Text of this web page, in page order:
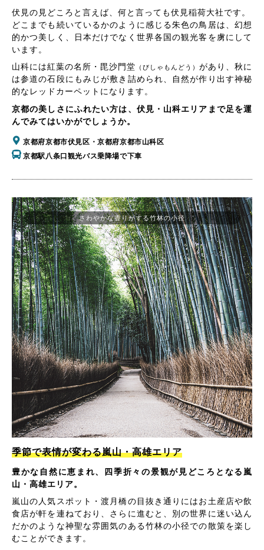
伏見の見どころと言えば、何と言っても伏見稲荷大社です。
どこまでも続いているかのように感じる朱色の鳥居は、幻想
的かつ美しく、日本だけでなく世界各国の観光客を虜にして
います。
山科には紅葉の名所・毘沙門堂 （びしゃもんどう） があり、秋に
は参道の石段にもみじが敷き詰められ、自然が作り出す神秘
的なレッドカーペットになります。
京都の美しさにふれたい方は、伏見・山科エリアまで足を運
んでみてはいかがでしょうか。
京都府京都市伏見区・京都府京都市山科区
京都駅八条口観光バス乗降場で下車
さわやかな香りがする竹林の小径
季節で表情が変わる嵐山・高雄エリア
豊かな自然に恵まれ、四季折々の景観が見どころとなる嵐
山・高雄エリア。
嵐山の人気スポット・渡月橋の目抜き通りにはお土産店や飲
食店が軒を連ねており、さらに進むと、別の世界に迷い込ん
だかのような神聖な雰囲気のある竹林の小径での散策を楽し
むことができます。